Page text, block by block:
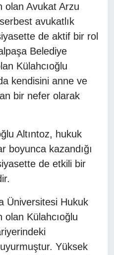
olan Avukat Arzu
avukatlık
de aktif bir rol
Belediye
Külahcıoğlu
kendisini anne ve
bir nefer olarak
Altıntoz, hukuk
boyunca kazandığı
de etkili bir
Üniversitesi Hukuk
olan Külahcıoğlu
Yüksek